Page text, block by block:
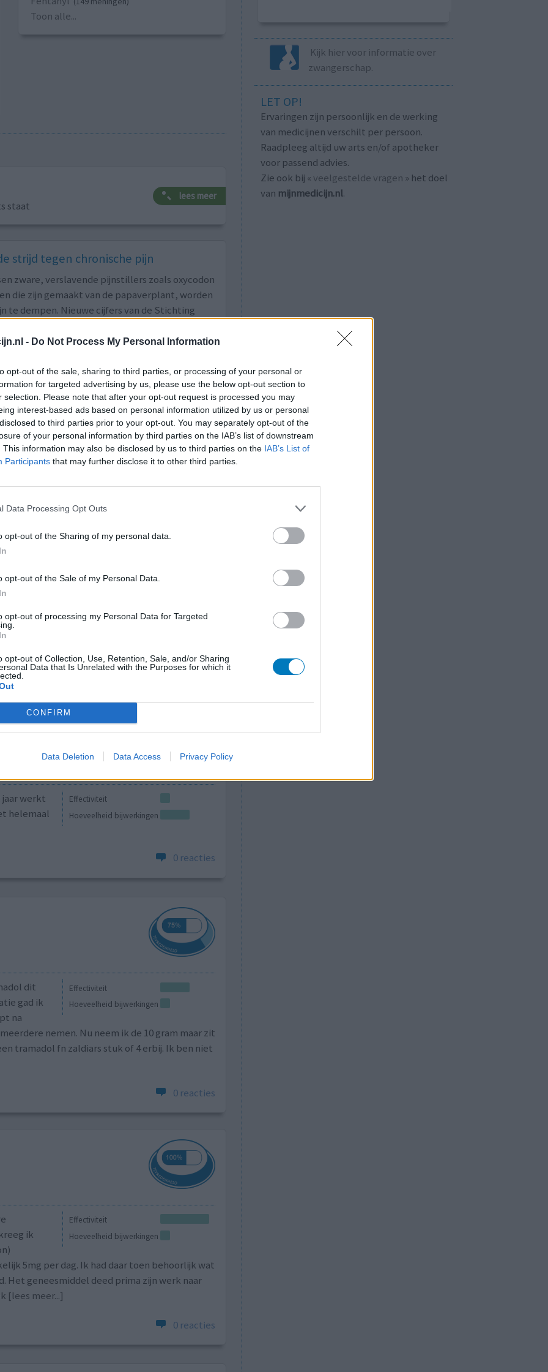
- Do Not Process My Personal Information
opt-out of the sale, sharing to third parties, or processing of your personal or
for targeted advertising by us, please use the below opt-out section to
selection. Please note that after your opt-out request is processed you may
interest-based ads based on personal information utilized by us or personal
to third parties prior to your opt-out. You may separately opt-out of the
of your personal information by third parties on the IAB’s list of downstream
This information may also be disclosed by us to third parties on the IAB’s List of
Participants that may further disclose it to other third parties.
Data Processing Opt Outs
opt-out of the Sharing of my personal data.
opt-out of the Sale of my Personal Data.
opt-out of processing my Personal Data for Targeted
opt-out of Collection, Use, Retention, Sale, and/or Sharing
Data that Is Unrelated with the Purposes for which it
CONFIRM
Data Deletion Data Access Privacy Policy
Toon alle...
staat
lees meer
strijd tegen chronische pijn
zware, verslavende pijnstillers zoals oxycodon
die zijn gemaakt van de papaverplant, worden
te dempen. Nieuwe cijfers van de Stichting
200.000 mensen deze middelen
tot afhankelijkheid en in sommige
uitzending van Zembla spreken
de complexiteit van pijnbehandeling.
fentanyl en oxycodon: de strijd tegen chronische pijn
Effectiviteit
2 x 10
weet
0 reacties
Effectiviteit
Hoeveelheid bijwerkingen
werkt
helemaal
0 reacties
Effectiviteit
Hoeveelheid bijwerkingen
dit
gad ik
na
nemen. Nu neem ik de 10 gram maar zit
tramadol fn zaldiars stuk of 4 erbij. Ik ben niet
0 reacties
Effectiviteit
Hoeveelheid bijwerkingen
ik
5mg per dag. Ik had daar toen behoorlijk wat
Het geneesmiddel deed prima zijn werk naar
[lees meer...]
0 reacties
Kijk hier voor informatie over
zwangerschap.
LET OP!
Ervaringen zijn persoonlijk en de werking
van medicijnen verschilt per persoon.
Raadpleeg altijd uw arts en/of apotheker
voor passend advies.
Zie ook bij « veelgestelde vragen » het doel
van mijnmedicijn.nl.